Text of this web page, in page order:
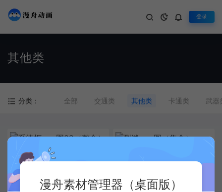
登录
其他类
分类： 全部 交通类 其他类 卡通类 武器
系统框png图02（整合）
漫舟素材管理器（桌面版）